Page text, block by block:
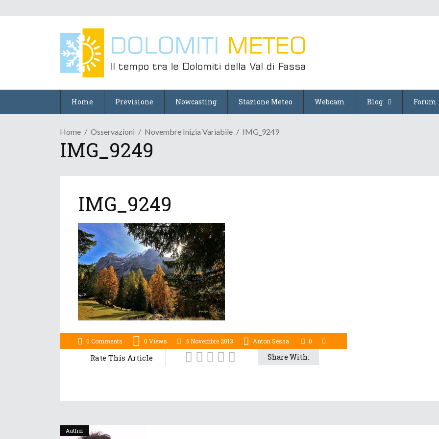
Home Previsione Nowcasting Stazione Meteo Webcam Blog Forum
Home Osservazioni Novembre Inizia Variabile IMG_9249
IMG_9249
0 Comments 0 Views 6 Novembre 2013 Anton Sessa 0
IMG_9249
Share With:
Rate This Article
Author